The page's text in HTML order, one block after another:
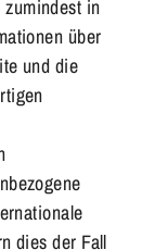
in
über
und die
dies der Fall